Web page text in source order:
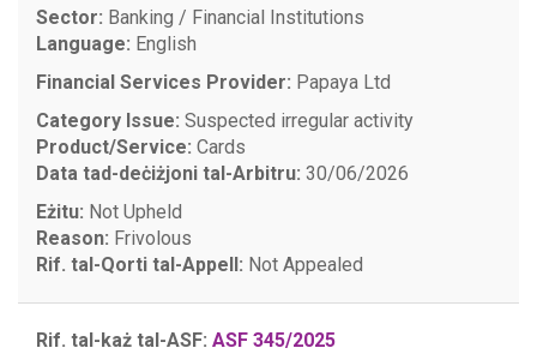
Sector: Banking / Financial Institutions
Language: English
Financial Services Provider: Papaya Ltd
Category Issue: Suspected irregular activity
Product/Service: Cards
Data tad-deċiżjoni tal-Arbitru: 30/06/2026
Eżitu: Not Upheld
Reason: Frivolous
Rif. tal-Qorti tal-Appell: Not Appealed
Rif. tal-każ tal-ASF: ASF 345/2025